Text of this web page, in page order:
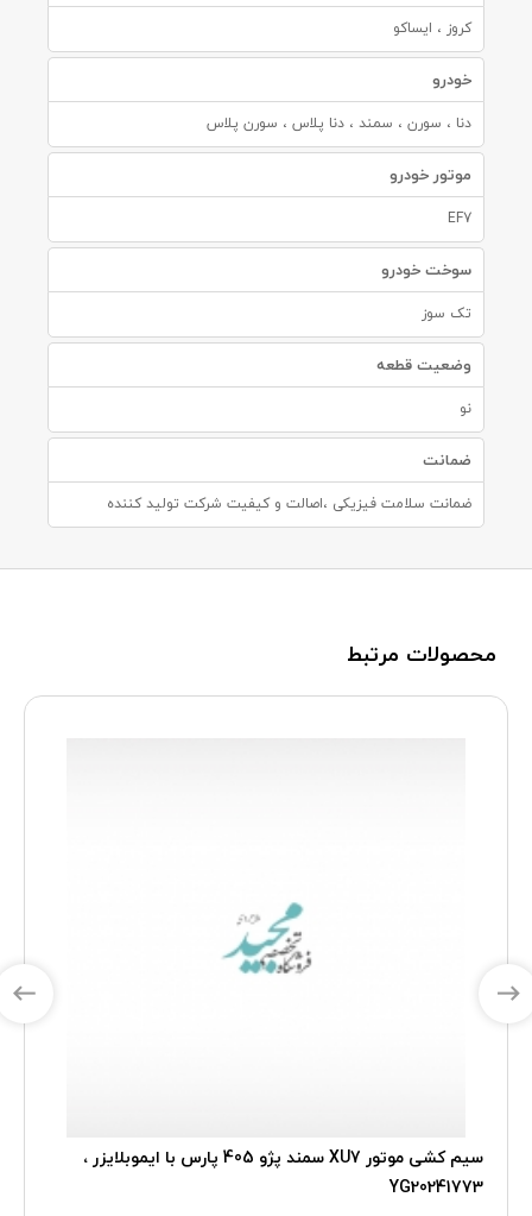
کروز ، ایساکو
خودرو
دنا ، سورن ، سمند ، دنا پلاس ، سورن پلاس
موتور خودرو
EF7
سوخت خودرو
تک سوز
وضعیت قطعه
نو
ضمانت
ضمانت سلامت فیزیکی ،اصالت و کیفیت شرکت تولید کننده
محصولات مرتبط
سیم کشی موتور XU7 سمند پژو 405 پارس با ایموبلایزر ،
YG20241773